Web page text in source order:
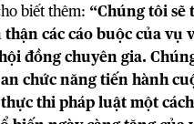
biết thêm: “Chúng tôi sẽ
các cáo buộc của vụ
đồng chuyên gia.
chức năng tiến hành
thi pháp luật một